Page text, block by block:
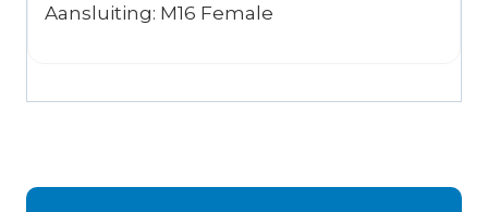
Aansluiting: M16 Female